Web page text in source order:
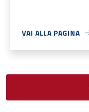
VAI ALLA PAGINA